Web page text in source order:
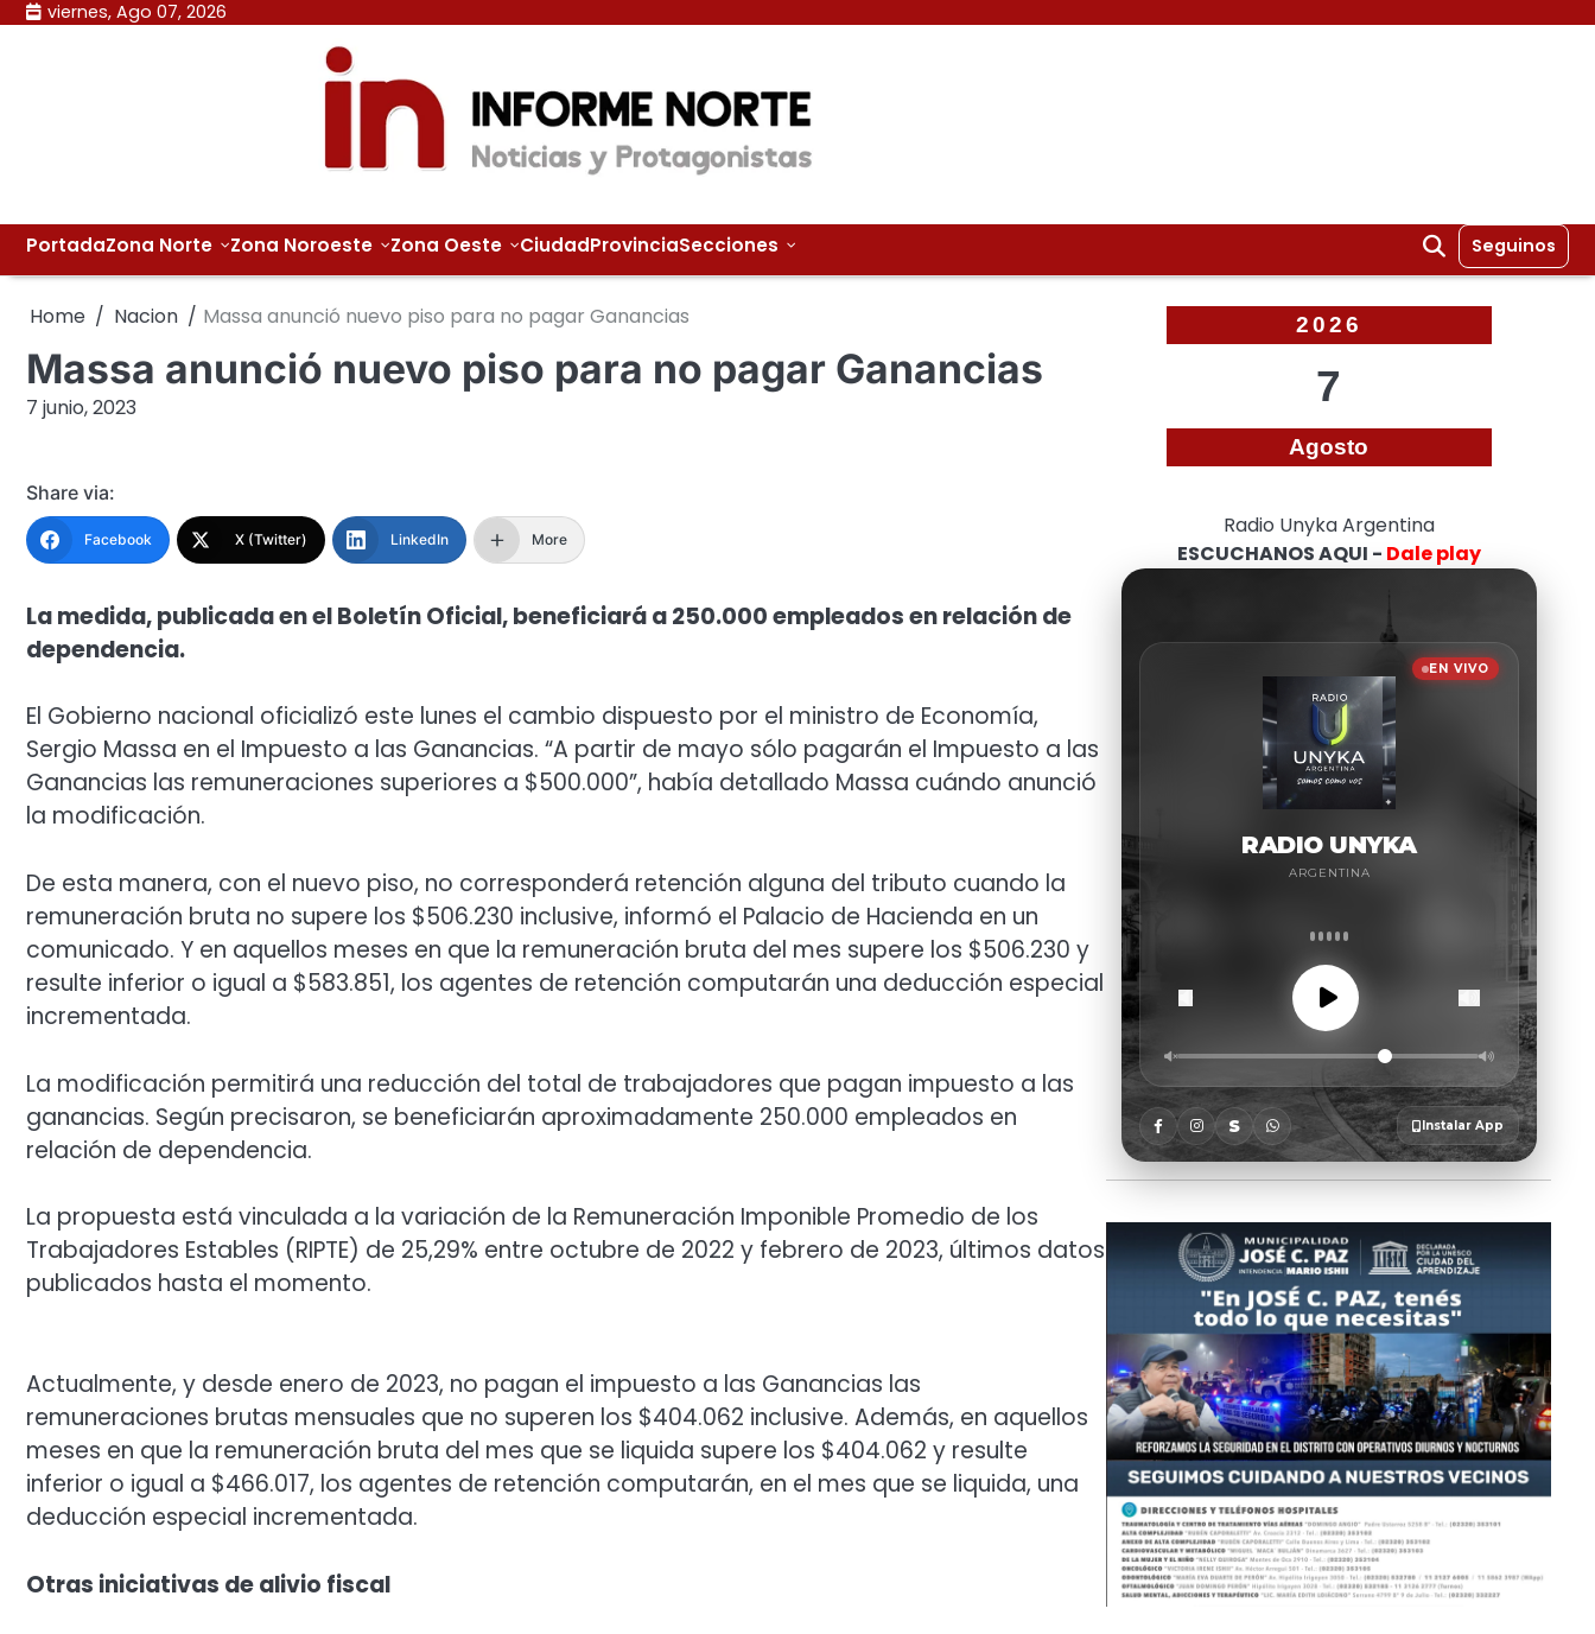
Skip viernes, Ago 07, 2026
PortadaZona Norte Zona Noroeste Zona Oeste CiudadProvinciaSecciones Seguinos
Home Nacion Massa anunció nuevo piso para no pagar Ganancias
Massa anunció nuevo piso para no pagar Ganancias
7 junio, 2023
Share via:
Facebook X (Twitter) LinkedIn More
La medida, publicada en el Boletín Oficial, beneficiará a 250.000 empleados en relación de
dependencia.
El Gobierno nacional oficializó este lunes el cambio dispuesto por el ministro de Economía,
Sergio Massa en el Impuesto a las Ganancias. “A partir de mayo sólo pagarán el Impuesto a las
Ganancias las remuneraciones superiores a $500.000”, había detallado Massa cuándo anunció
la modificación.
De esta manera, con el nuevo piso, no corresponderá retención alguna del tributo cuando la
remuneración bruta no supere los $506.230 inclusive, informó el Palacio de Hacienda en un
comunicado. Y en aquellos meses en que la remuneración bruta del mes supere los $506.230 y
resulte inferior o igual a $583.851, los agentes de retención computarán una deducción especial
incrementada.
La modificación permitirá una reducción del total de trabajadores que pagan impuesto a las
ganancias. Según precisaron, se beneficiarán aproximadamente 250.000 empleados en
relación de dependencia.
La propuesta está vinculada a la variación de la Remuneración Imponible Promedio de los
Trabajadores Estables (RIPTE) de 25,29% entre octubre de 2022 y febrero de 2023, últimos datos
publicados hasta el momento.
Actualmente, y desde enero de 2023, no pagan el impuesto a las Ganancias las
remuneraciones brutas mensuales que no superen los $404.062 inclusive. Además, en aquellos
meses en que la remuneración bruta del mes que se liquida supere los $404.062 y resulte
inferior o igual a $466.017, los agentes de retención computarán, en el mes que se liquida, una
deducción especial incrementada.
Otras iniciativas de alivio fiscal
2026
7
Agosto
Radio Unyka Argentina
ESCUCHANOS AQUI - Dale play